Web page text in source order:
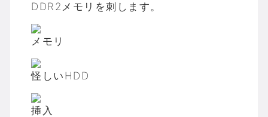
DDR2メモリを刺します。
メモリ
怪しいHDD
挿入